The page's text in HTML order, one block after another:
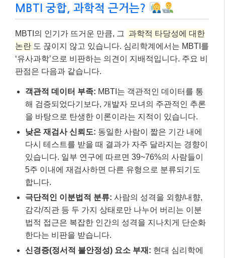
MBTI 궁합, 과학적 근거는?
MBTI의 인기가 뜨거운 만큼, 그
과학적 타당성에 대한
논란 도 끊이지 않고 있습니다. 심리학계에서는 MBTI를
‘유사과학’으로 비판하는 의견이 지배적입니다. 주요 비
판점은 다음과 같습니다.
객관적 데이터 부족: MBTI는 객관적인 데이터를 통
해 검증되었다기보다, 개발자 모녀의 주관적인 추론
을 바탕으로 탄생한 이론이라는 지적이 있습니다.
낮은 재검사 신뢰도: 동일한 사람이 짧은 기간 내에
다시 테스트를 받을 때 결과가 자주 달라지는 경향이
있습니다. 일부 연구에 따르면 39~76%의 사람들이
5주 이내에 재검사하면 다른 유형으로 분류되기도
합니다.
극단적인 이분법적 분류: 사람의 성격을 외향/내향,
감각/직관 등 두 가지 상태로만 나누어 버리는 이분
법적 접근은 복잡한 인간의 성격을 지나치게 단순화
한다는 비판을 받습니다.
신경증(정서적 불안정성) 요소 부재: 현대 심리학에